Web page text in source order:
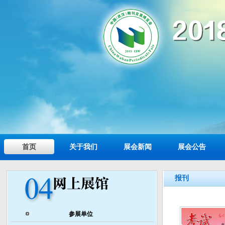
首页 关于我们 展会新闻 展会公告
参展单位
报刊